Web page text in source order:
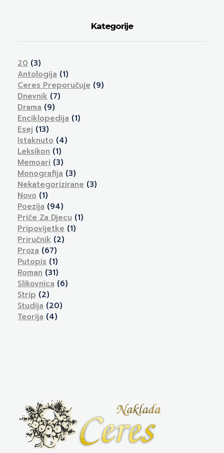
Kategorije
20 (3)
Antologija (1)
Ceres Preporučuje (9)
Dnevnik (7)
Drama (9)
Enciklopedija (1)
Esej (13)
Istaknuto (4)
Leksikon (1)
Memoari (3)
Monografija (3)
Nekategorizirane (3)
Novo (1)
Poezija (94)
Priče Za Djecu (1)
Pripovijetke (1)
Priručnik (2)
Proza (67)
Putopis (1)
Roman (31)
Slikovnica (6)
Strip (2)
Studija (20)
Teorija (4)